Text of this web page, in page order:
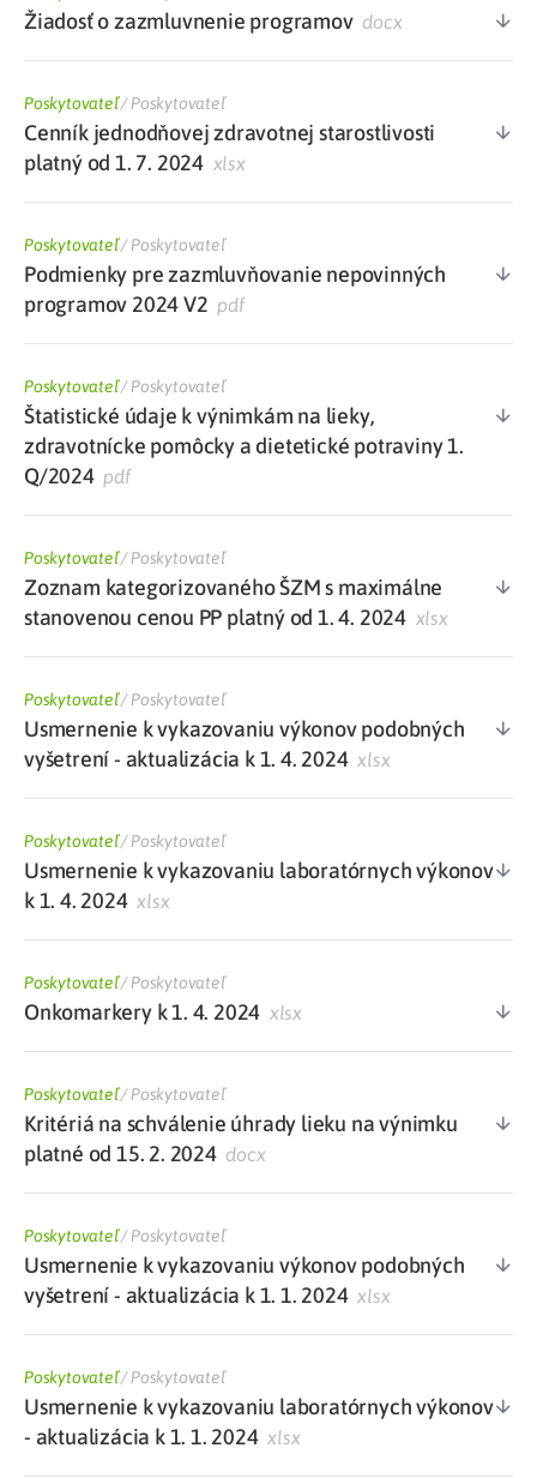
Žiadosť o zazmluvnenie programovdocx
Poskytovateľ/Poskytovateľ
Cenník jednodňovej zdravotnej starostlivosti
platný od 1. 7. 2024 xlsx
Poskytovateľ/Poskytovateľ
Podmienky pre zazmluvňovanie nepovinných
programov 2024 V2 pdf
Poskytovateľ/Poskytovateľ
Štatistické údaje k výnimkám na lieky,
zdravotnícke pomôcky a dietetické potraviny 1.
Q/2024pdf
Poskytovateľ/Poskytovateľ
Zoznam kategorizovaného ŠZM s maximálne
stanovenou cenou PP platný od 1. 4. 2024 xlsx
Poskytovateľ/Poskytovateľ
Usmernenie k vykazovaniu výkonov podobných
vyšetrení - aktualizácia k 1. 4. 2024xlsx
Poskytovateľ/Poskytovateľ
Usmernenie k vykazovaniu laboratórnych výkonov
k 1. 4. 2024xlsx
Poskytovateľ/Poskytovateľ
Onkomarkery k 1. 4. 2024 xlsx
Poskytovateľ/Poskytovateľ
Kritériá na schválenie úhrady lieku na výnimku
platné od 15. 2. 2024docx
Poskytovateľ/Poskytovateľ
Usmernenie k vykazovaniu výkonov podobných
vyšetrení - aktualizácia k 1. 1. 2024xlsx
Poskytovateľ/Poskytovateľ
Usmernenie k vykazovaniu laboratórnych výkonov
- aktualizácia k 1. 1. 2024xlsx